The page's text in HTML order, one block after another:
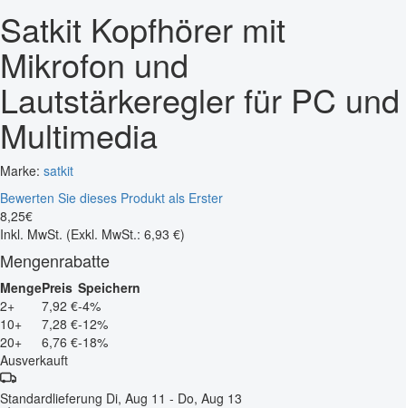
Satkit Kopfhörer mit
Mikrofon und
Lautstärkeregler für PC und
Multimedia
Marke: satkit
Bewerten Sie dieses Produkt als Erster
8,25€
Inkl. MwSt. (Exkl. MwSt.: 6,93 €)
Mengenrabatte
MengePreis Speichern
2+
7,92 €-4%
10+
7,28 €-12%
20+
6,76 €-18%
Ausverkauft
Standardlieferung Di, Aug 11 - Do, Aug 13